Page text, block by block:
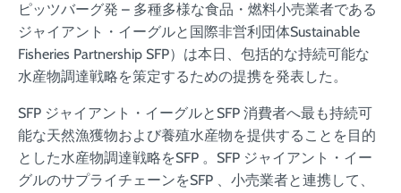
ピッツバーグ発 – 多種多様な食品・燃料小売業者である
ジャイアント・イーグルと国際非営利団体Sustainable
Fisheries Partnership SFP）は本日、包括的な持続可能な
水産物調達戦略を策定するための提携を発表した。
SFP ジャイアント・イーグルとSFP 消費者へ最も持続可
能な天然漁獲物および養殖水産物を提供することを目的
とした水産物調達戦略をSFP 。SFP ジャイアント・イー
グルのサプライチェーンをSFP 、小売業者と連携して、